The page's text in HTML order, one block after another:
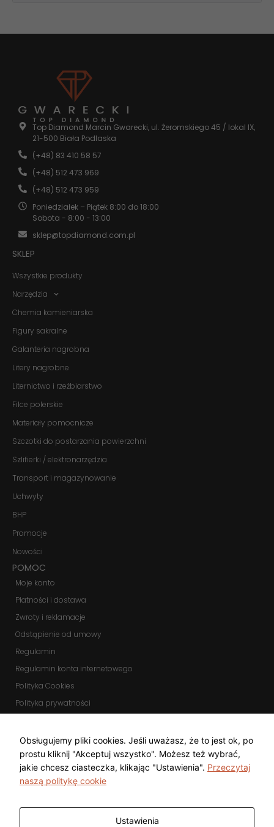
połysku lub drobne uszkodzenia. Warto kierować się
instrukcją producenta dla danego preparatu.
Top Diamond Marcin Gwarecki, ul. Żeromskiego 45 / lokal IX,
21-500 Biała Podlaska
(+48) 83 410 58 57
(+48) 512 473 969
(+48) 512 473 959
Poniedziałek – Piątek 8:00 do 18:00
Sobota - 8:00 - 13:00
sklep@topdiamond.com.pl
SKLEP
Wszystkie produkty
Narzędzia
Chemia kamieniarska
Figury sakralne
Galanteria nagrobna
Litery nagrobne
Liternictwo i rzeźbiarstwo
Filce polerskie
Materiały pomocnicze
Szczotki do postarzania powierzchni
Szlifierki / elektronarzędzia
Transport i magazynowanie
Uchwyty
BHP
Promocje
Nowości
POMOC
Moje konto
Płatności i dostawa
Zwroty i reklamacje
Odstąpienie od umowy
Regulamin
Regulamin konta internetowego
Polityka Cookies
Polityka prywatności
KOMUNIKATORY
Obsługujemy pliki cookies. Jeśli uważasz, że to jest ok, po
prostu kliknij "Akceptuj wszystko". Możesz też wybrać,
jakie chcesz ciasteczka, klikając "Ustawienia". Przeczytaj
naszą politykę cookie
Ustawienia